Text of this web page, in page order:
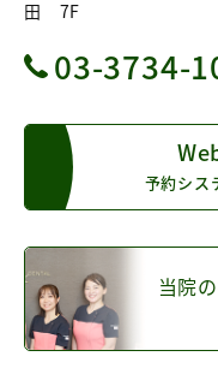
田 7F
03-3734-
予約シス
当院